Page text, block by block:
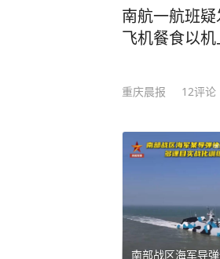
南航一航班疑
飞机餐食以
重庆晨报 12评论
南部战区海军导